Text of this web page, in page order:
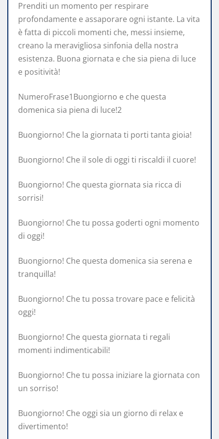
Prenditi un momento per respirare
profondamente e assaporare ogni istante. La vita
è fatta di piccoli momenti che, messi insieme,
creano la meravigliosa sinfonia della nostra
esistenza. Buona giornata e che sia piena di luce
e positività!
NumeroFrase1Buongiorno e che questa
domenica sia piena di luce!2
Buongiorno! Che la giornata ti porti tanta gioia!
Buongiorno! Che il sole di oggi ti riscaldi il cuore!
Buongiorno! Che questa giornata sia ricca di
sorrisi!
Buongiorno! Che tu possa goderti ogni momento
di oggi!
Buongiorno! Che questa domenica sia serena e
tranquilla!
Buongiorno! Che tu possa trovare pace e felicità
oggi!
Buongiorno! Che questa giornata ti regali
momenti indimenticabili!
Buongiorno! Che tu possa iniziare la giornata con
un sorriso!
Buongiorno! Che oggi sia un giorno di relax e
divertimento!